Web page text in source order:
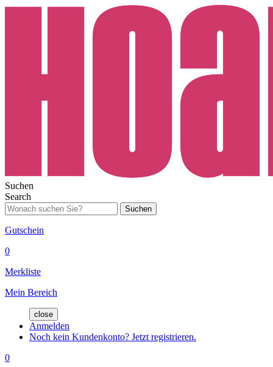
Suchen
Search
Suchen
Gutschein
0
Merkliste
Mein Bereich
close
Anmelden
Noch kein Kundenkonto? Jetzt registrieren.
0